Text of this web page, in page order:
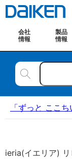
会社
情報
製品
情報
「ずっと ここ
ieria(イエリア)